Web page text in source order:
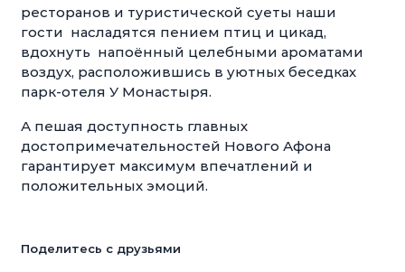
ресторанов и туристической суеты наши
гости насладятся пением птиц и цикад,
вдохнуть напоённый целебными ароматами
воздух, расположившись в уютных беседках
парк-отеля У Монастыря.
А пешая доступность главных
достопримечательностей Нового Афона
гарантирует максимум впечатлений и
положительных эмоций.
Поделитесь с друзьями